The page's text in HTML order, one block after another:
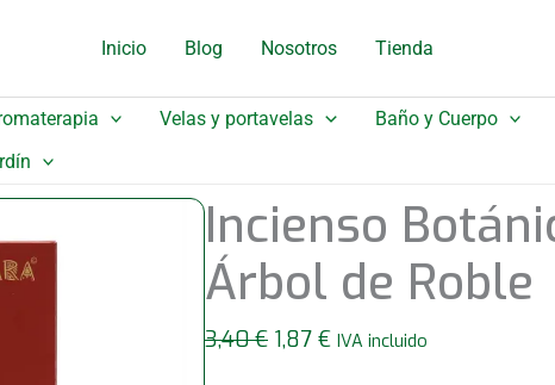
Inicio Blog Nosotros Tienda
Velas y portavelas Baño y Cuerpo
Incienso
Árbol de Roble
3,40€ El
1,87 €El
IVA incluido
era:
3,40 €.1,87 €.